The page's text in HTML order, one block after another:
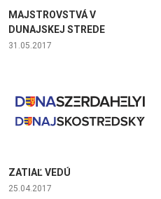
MAJSTROVSTVÁ V
DUNAJSKEJ STREDE
31.05.2017
ZATIAĽ VEDÚ
25.04.2017